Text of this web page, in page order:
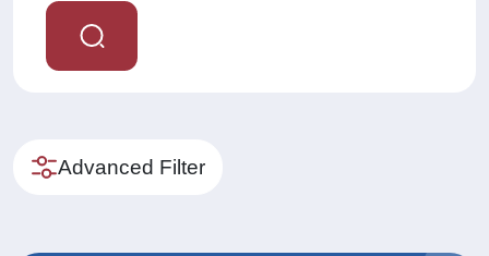
Advanced Filter